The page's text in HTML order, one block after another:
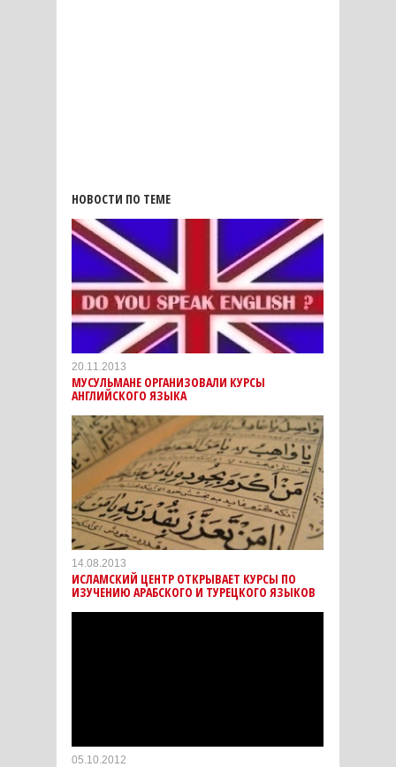
НОВОСТИ ПО ТЕМЕ
20.11.2013
МУСУЛЬМАНЕ ОРГАНИЗОВАЛИ КУРСЫ
АНГЛИЙСКОГО ЯЗЫКА
14.08.2013
ИСЛАМСКИЙ ЦЕНТР ОТКРЫВАЕТ КУРСЫ ПО
ИЗУЧЕНИЮ АРАБСКОГО И ТУРЕЦКОГО ЯЗЫКОВ
05.10.2012